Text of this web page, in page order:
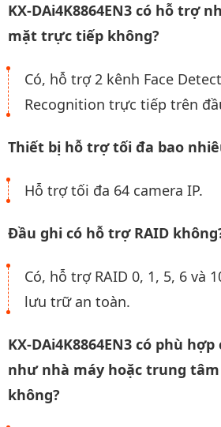
KX-DAi4K8864EN3 có hỗ trợ
mặt trực tiếp không?
Có, hỗ trợ 2 kênh Face
Recognition trực tiếp trên
Thiết bị hỗ trợ tối đa bao
Hỗ trợ tối đa 64 camera IP.
Đầu ghi có hỗ trợ RAID
Có, hỗ trợ RAID 0, 1, 5, 6 và
lưu trữ an toàn.
KX-DAi4K8864EN3 có phù
như nhà máy hoặc trung
không?